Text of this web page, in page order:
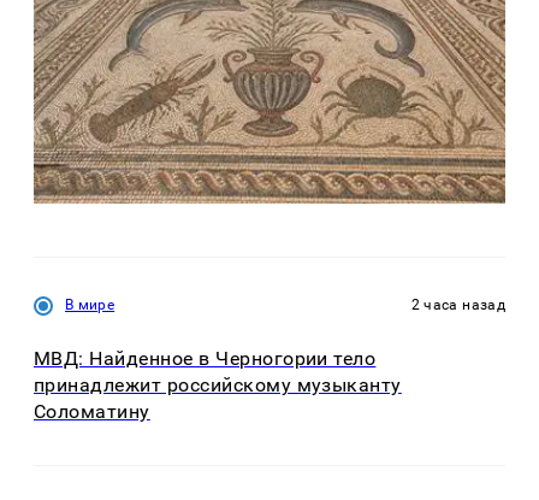
В мире 2 часа назад
МВД: Найденное в Черногории тело
принадлежит российскому музыканту
Соломатину